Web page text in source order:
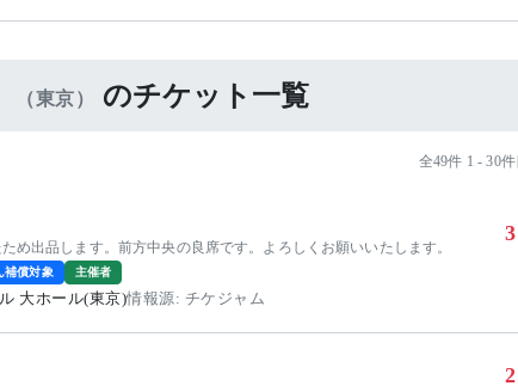
（東京） のチケット一覧
全49件 1 - 30件
め出品します。前方中央の良席です。よろしくお願いいたします。
補償対象 主催者
大ホール(東京)情報源: チケジャム
3
2